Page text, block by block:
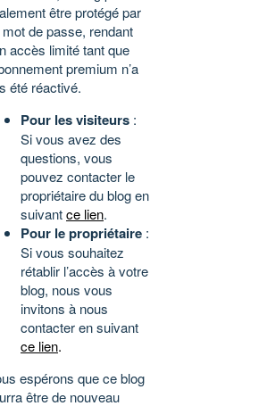
être protégé par
mot de passe, rendant
accès limité tant que
premium n’a
été réactivé.
Pour les visiteurs :
Si vous avez des
questions, vous
pouvez contacter le
propriétaire du blog en
suivantce lien.
Pour le propriétaire :
Si vous souhaitez
rétablir l’accès à votre
blog, nous vous
invitons à nous
contacter en suivant
ce lien.
espérons que ce blog
être de nouveau